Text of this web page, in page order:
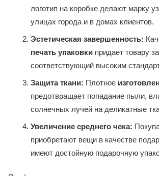
логотип на коробке делают марку
улицах города и в домах клиентов.
Эстетическая завершенность:
печать упаковкипридает товару
соответствующий высоким
Защита ткани: Плотное
предотвращает попадание пыли,
солнечных лучей на деликатные
Увеличение среднего чека:
приобретают вещи в качестве
имеют достойную подарочную